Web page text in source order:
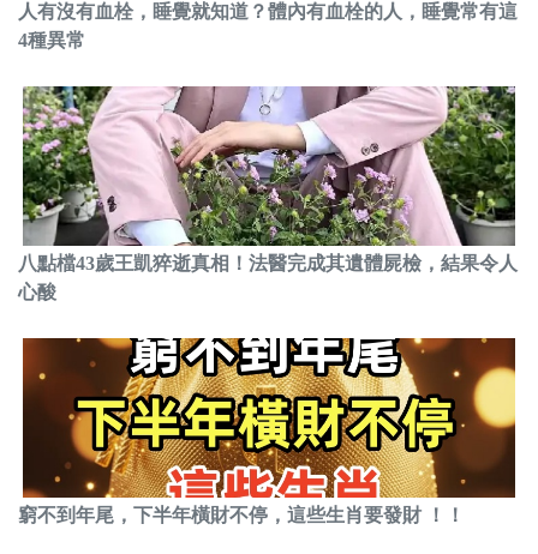
人有沒有血栓，睡覺就知道？體內有血栓的人，睡覺常有這
4種異常
八點檔43歲王凱猝逝真相！法醫完成其遺體屍檢，結果令人
心酸
窮不到年尾，下半年橫財不停，這些生肖要發財 ！！